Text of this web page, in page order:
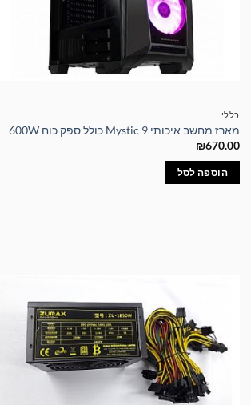
כללי
מארז מחשב איכותי Mystic 9 כולל ספק כוח 600W
₪670.00
הוספה לסל